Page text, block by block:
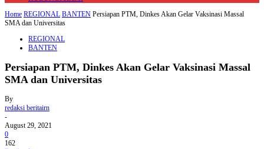
Home REGIONAL BANTEN Persiapan PTM, Dinkes Akan Gelar Vaksinasi Massal
SMA dan Universitas
REGIONAL
BANTEN
Persiapan PTM, Dinkes Akan Gelar Vaksinasi Massal
SMA dan Universitas
By
redaksi beritairn
-
August 29, 2021
0
162